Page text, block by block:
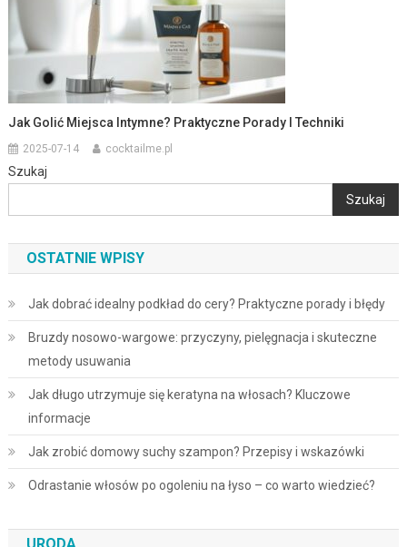
Jak Golić Miejsca Intymne? Praktyczne Porady I Techniki
2025-07-14 cocktailme.pl
Szukaj
Szukaj
OSTATNIE WPISY
Jak dobrać idealny podkład do cery? Praktyczne porady i błędy
Bruzdy nosowo-wargowe: przyczyny, pielęgnacja i skuteczne
metody usuwania
Jak długo utrzymuje się keratyna na włosach? Kluczowe
informacje
Jak zrobić domowy suchy szampon? Przepisy i wskazówki
Odrastanie włosów po ogoleniu na łyso – co warto wiedzieć?